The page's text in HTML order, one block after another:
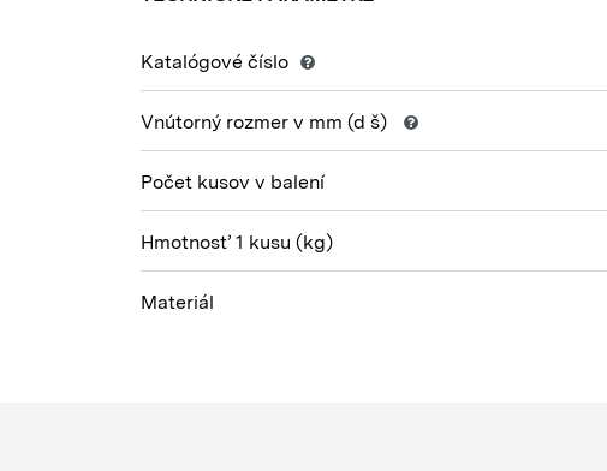
Katalógové číslo
Vnútorný rozmer v mm (d š)
Počet kusov v balení
Hmotnosť 1 kusu (kg)
Materiál